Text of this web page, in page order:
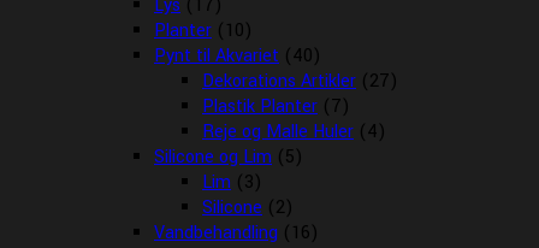
Lys (17)
Planter (10)
Pynt til Akvariet (40)
Dekorations Artikler (27)
Plastik Planter (7)
Reje og Malle Huler (4)
Silicone og Lim (5)
Lim (3)
Silicone (2)
Vandbehandling (16)